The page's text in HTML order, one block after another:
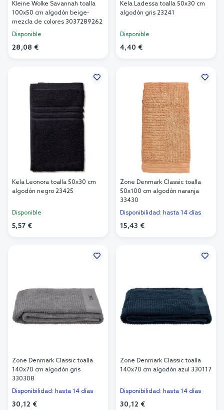
Kleine Wolke Savannah toalla
100x50 cm algodón beige-
mezcla de colores 3037289262
Disponible
28,08 €
Kela Ladessa toalla 50x30 cm
algodón gris 23241
Disponible
4,40 €
Kela Leonora toalla 50x30 cm
algodón negro 23425
Disponible
5,57 €
Zone Denmark Classic toalla
50x100 cm algodón naranja
33430
Disponibilidad: hasta 14 días
15,43 €
Zone Denmark Classic toalla
140x70 cm algodón gris
330308
Disponibilidad: hasta 14 días
30,12 €
Zone Denmark Classic toalla
140x70 cm algodón azul 330117
Disponibilidad: hasta 14 días
30,12 €